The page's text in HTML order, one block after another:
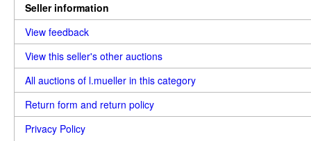
Seller information
View feedback
View this seller's other auctions
All auctions of l.mueller in this category
Return form and return policy
Privacy Policy